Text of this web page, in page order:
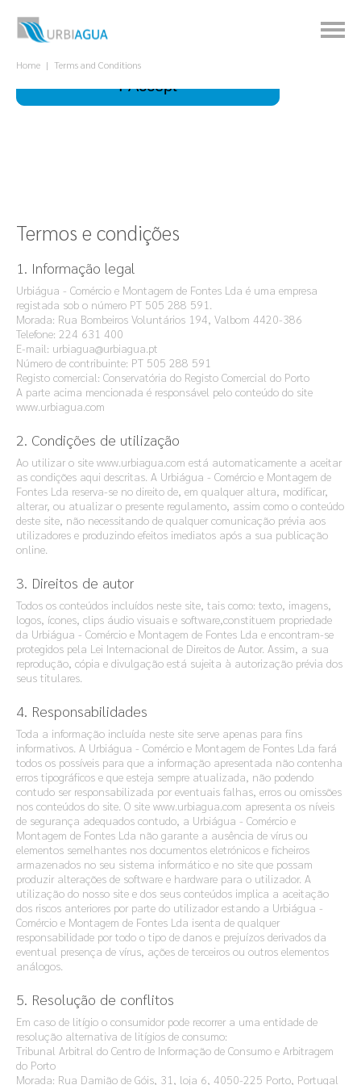
experience.
I Accept
Home Terms and Conditions
Termos e condições
1. Informação legal
Urbiágua - Comércio e Montagem de Fontes Lda é uma empresa
registada sob o número PT 505 288 591.
Morada: Rua Bombeiros Voluntários 194, Valbom 4420-386
Telefone: 224 631 400
E-mail: urbiagua@urbiagua.pt
Número de contribuinte: PT 505 288 591
Registo comercial: Conservatória do Registo Comercial do Porto
A parte acima mencionada é responsável pelo conteúdo do site
www.urbiagua.com
2. Condições de utilização
Ao utilizar o site www.urbiagua.com está automaticamente a aceitar
as condições aqui descritas. A Urbiágua - Comércio e Montagem de
Fontes Lda reserva-se no direito de, em qualquer altura, modificar,
alterar, ou atualizar o presente regulamento, assim como o conteúdo
deste site, não necessitando de qualquer comunicação prévia aos
utilizadores e produzindo efeitos imediatos após a sua publicação
online.
3. Direitos de autor
Todos os conteúdos incluídos neste site, tais como: texto, imagens,
logos, ícones, clips áudio visuais e software,constituem propriedade
da Urbiágua - Comércio e Montagem de Fontes Lda e encontram-se
protegidos pela Lei Internacional de Direitos de Autor. Assim, a sua
reprodução, cópia e divulgação está sujeita à autorização prévia dos
seus titulares.
4. Responsabilidades
Toda a informação incluída neste site serve apenas para fins
informativos. A Urbiágua - Comércio e Montagem de Fontes Lda fará
todos os possíveis para que a informação apresentada não contenha
erros tipográficos e que esteja sempre atualizada, não podendo
contudo ser responsabilizada por eventuais falhas, erros ou omissões
nos conteúdos do site. O site www.urbiagua.com apresenta os níveis
de segurança adequados contudo, a Urbiágua - Comércio e
Montagem de Fontes Lda não garante a ausência de vírus ou
elementos semelhantes nos documentos eletrónicos e ficheiros
armazenados no seu sistema informático e no site que possam
produzir alterações de software e hardware para o utilizador. A
utilização do nosso site e dos seus conteúdos implica a aceitação
dos riscos anteriores por parte do utilizador estando a Urbiágua -
Comércio e Montagem de Fontes Lda isenta de qualquer
responsabilidade por todo o tipo de danos e prejuízos derivados da
eventual presença de vírus, ações de terceiros ou outros elementos
análogos.
5. Resolução de conflitos
Em caso de litígio o consumidor pode recorrer a uma entidade de
resolução alternativa de litígios de consumo:
Tribunal Arbitral do Centro de Informação de Consumo e Arbitragem
do Porto
Morada: Rua Damião de Góis, 31, loja 6, 4050-225 Porto, Portugal